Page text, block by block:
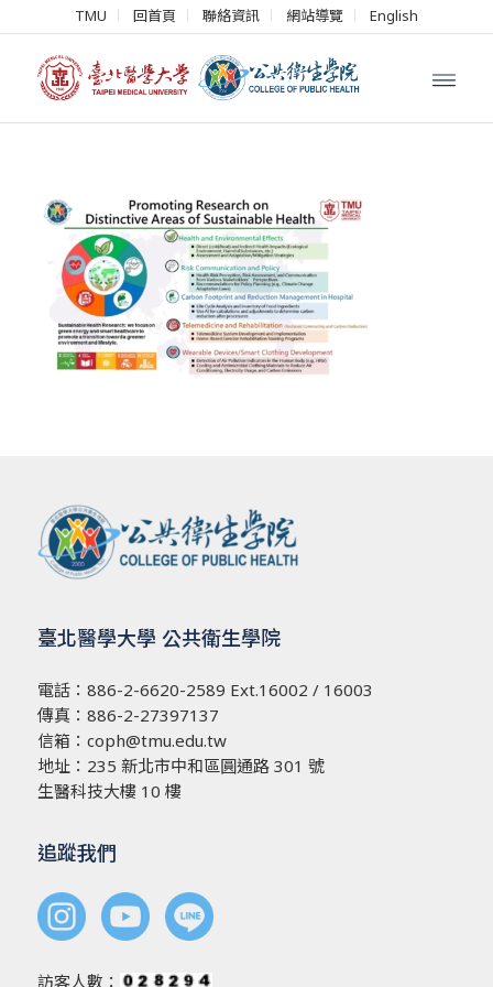
TMU 回首頁 聯絡資訊 網站導覽 English
臺北醫學大學 公共衛生學院
電話： 886-2-6620-2589 Ext.16002 / 16003
傳真：886-2-27397137
信箱： coph@tmu.edu.tw
地址： 235 新北市中和區圓通路 301 號
生醫科技大樓 10 樓
追蹤我們
訪客人數：